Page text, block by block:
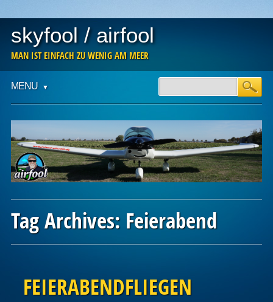
skyfool / airfool
MAN IST EINFACH ZU WENIG AM MEER
Main menu
content
MENU
Tag Archives: Feierabend
FEIERABENDFLIEGEN